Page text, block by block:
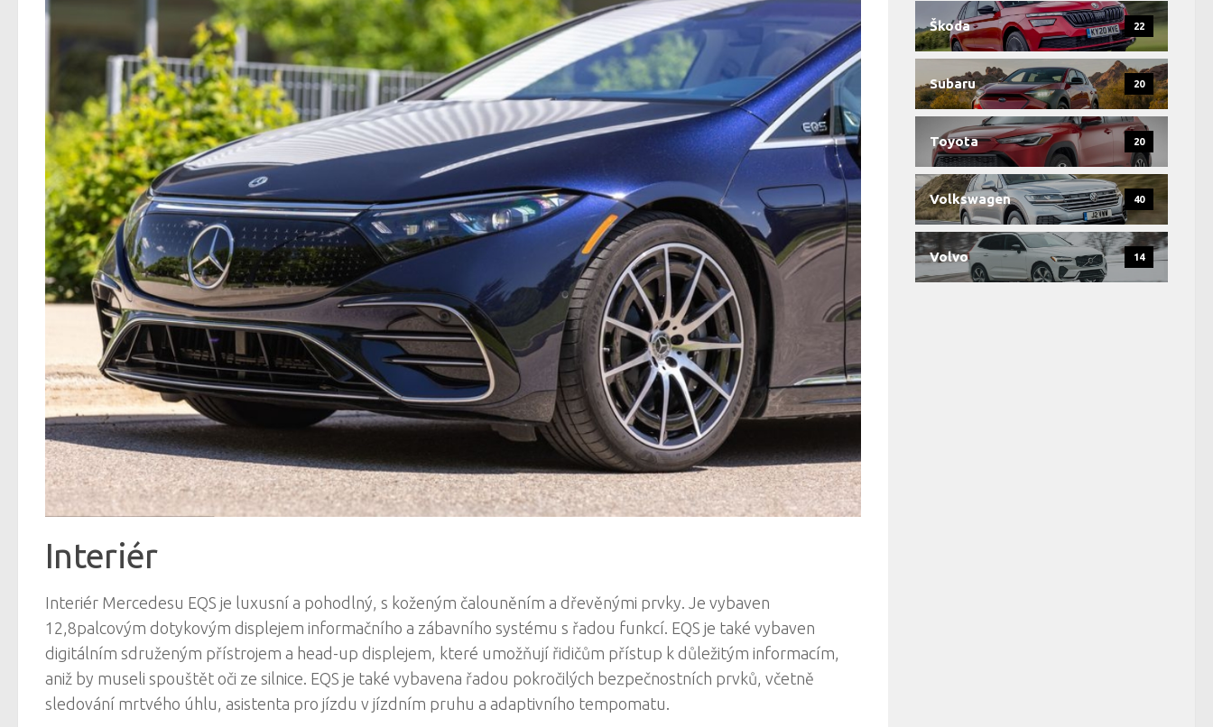
Interiér
Interiér Mercedesu EQS je luxusní a pohodlný, s koženým čalouněním a dřevěnými prvky. Je vybaven
12,8palcovým dotykovým displejem informačního a zábavního systému s řadou funkcí. EQS je také vybaven
digitálním sdruženým přístrojem a head-up displejem, které umožňují řidičům přístup k důležitým informacím,
aniž by museli spouštět oči ze silnice. EQS je také vybavena řadou pokročilých bezpečnostních prvků, včetně
sledování mrtvého úhlu, asistenta pro jízdu v jízdním pruhu a adaptivního tempomatu.
Škoda 22
Subaru 20
Toyota 20
Volkswagen 40
Volvo 14